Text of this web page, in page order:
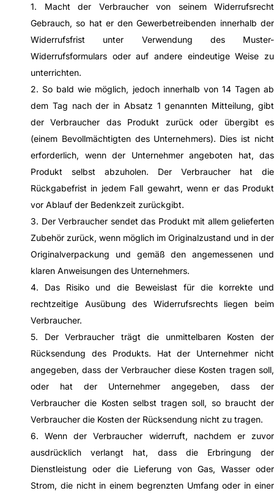
1. Macht der Verbraucher von seinem Widerrufsrecht
Gebrauch, so hat er den Gewerbetreibenden innerhalb der
Widerrufsfrist unter Verwendung des Muster-
Widerrufsformulars oder auf andere eindeutige Weise zu
unterrichten.
2. So bald wie möglich, jedoch innerhalb von 14 Tagen ab
dem Tag nach der in Absatz 1 genannten Mitteilung, gibt
der Verbraucher das Produkt zurück oder übergibt es
(einem Bevollmächtigten des Unternehmers). Dies ist nicht
erforderlich, wenn der Unternehmer angeboten hat, das
Produkt selbst abzuholen. Der Verbraucher hat die
Rückgabefrist in jedem Fall gewahrt, wenn er das Produkt
vor Ablauf der Bedenkzeit zurückgibt.
3. Der Verbraucher sendet das Produkt mit allem gelieferten
Zubehör zurück, wenn möglich im Originalzustand und in der
Originalverpackung und gemäß den angemessenen und
klaren Anweisungen des Unternehmers.
4. Das Risiko und die Beweislast für die korrekte und
rechtzeitige Ausübung des Widerrufsrechts liegen beim
Verbraucher.
5. Der Verbraucher trägt die unmittelbaren Kosten der
Rücksendung des Produkts. Hat der Unternehmer nicht
angegeben, dass der Verbraucher diese Kosten tragen soll,
oder hat der Unternehmer angegeben, dass der
Verbraucher die Kosten selbst tragen soll, so braucht der
Verbraucher die Kosten der Rücksendung nicht zu tragen.
6. Wenn der Verbraucher widerruft, nachdem er zuvor
ausdrücklich verlangt hat, dass die Erbringung der
Dienstleistung oder die Lieferung von Gas, Wasser oder
Strom, die nicht in einem begrenzten Umfang oder in einer